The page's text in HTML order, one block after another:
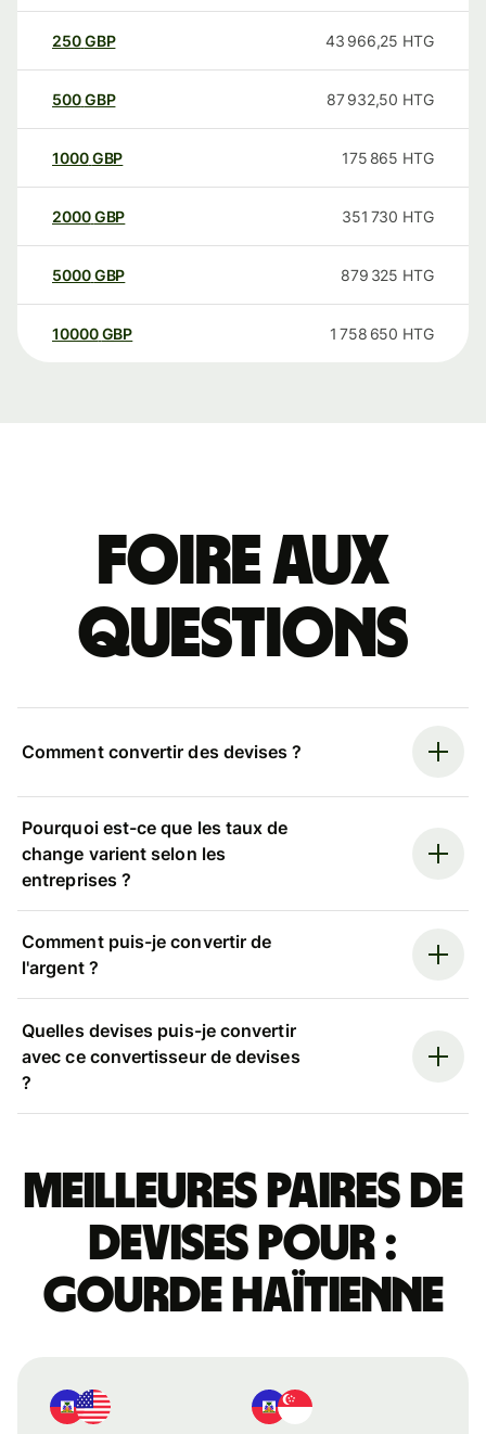
250GBP 43 966,25 HTG
500GBP 87 932,50 HTG
1000GBP 175 865 HTG
2000GBP 351 730 HTG
5000GBP 879 325 HTG
10000 GBP 1 758 650 HTG
Foire aux
questions
Comment convertir des devises ?
Pourquoi est-ce que les taux de
change varient selon les
entreprises ?
Comment puis-je convertir de
l'argent ?
Quelles devises puis-je convertir
avec ce convertisseur de devises
?
Meilleures paires de
devises pour :
gourde haïtienne